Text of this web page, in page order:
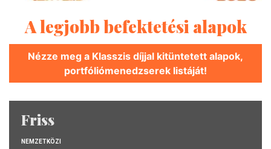
A legjobb befektetési alapok
Nézze meg a Klasszis díjjal kitüntetett alapok,
portfóliómenedzserek listáját!
Friss
NEMZETKÖZI